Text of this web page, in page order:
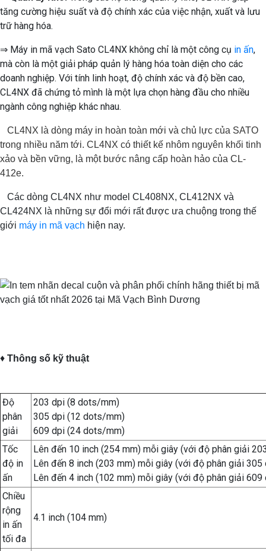
tăng cường hiệu suất và độ chính xác của việc nhận, xuất và lưu
trữ hàng hóa.
⇒ Máy in mã vạch Sato CL4NX không chỉ là một công cụ in ấn,
mà còn là một giải pháp quản lý hàng hóa toàn diện cho các
doanh nghiệp. Với tính linh hoạt, độ chính xác và độ bền cao,
CL4NX đã chứng tỏ mình là một lựa chọn hàng đầu cho nhiều
ngành công nghiệp khác nhau.
CL4NX là dòng máy in hoàn toàn mới và chủ lực của SATO
trong nhiều năm tới. CL4NX có thiết kế nhôm nguyên khối tinh
xảo và bền vững, là một bước nâng cấp hoàn hảo của CL-
412e.
Các dòng CL4NX như model CL408NX, CL412NX và
CL424NX là những sự đổi mới rất được ưa chuộng trong thế
giới máy in mã vạch hiện nay.
♦ Thông số kỹ thuật
Độ
phân
giải
203 dpi (8 dots/mm)
305 dpi (12 dots/mm)
609 dpi (24 dots/mm)
Tốc
độ in
ấn
Lên đến 10 inch (254 mm) mỗi giây (với độ phân giải
Lên đến 8 inch (203 mm) mỗi giây (với độ phân giải 305
Lên đến 4 inch (102 mm) mỗi giây (với độ phân giải 609
Chiều
rộng
in ấn
tối đa
4.1 inch (104 mm)